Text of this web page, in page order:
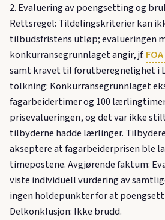
2. Evaluering av poengsetting og
Rettsregel: Tildelingskriterier kan
tilbudsfristens utløp; evalueringen
konkurransegrunnlaget angir, jf.
samt kravet til forutberegnelighet i
tolkning: Konkurransegrunnlaget
fagarbeidertimer og 100
prisevalueringen, og det var ikke
tilbyderne hadde lærlinger.
akseptere at fagarbeiderprisen ble
timepostene. Avgjørende faktum:
viste individuell vurdering av
ingen holdepunkter for at
Delkonklusjon: Ikke brudd.